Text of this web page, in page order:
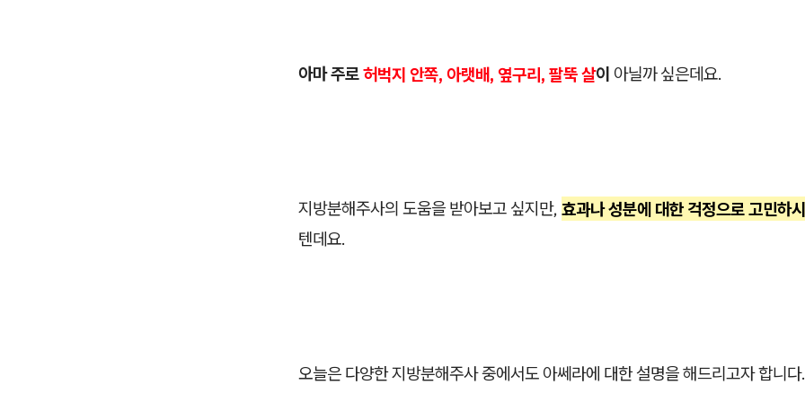
아마 주로허벅지 안쪽, 아랫배, 옆구리, 팔뚝 살이 아닐까 싶은데요.
지방분해주사의 도움을 받아보고 싶지만, 효과나 성분에 대한 걱정으로 고민하
텐데요.
오늘은 다양한 지방분해주사 중에서도 아쎄라에 대한 설명을 해드리고자 합니다.